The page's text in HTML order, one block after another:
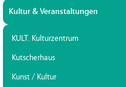
Kultur & Veranstaltungen
KULT. Kulturzentrum
Kutscherhaus
Kunst / Kultur